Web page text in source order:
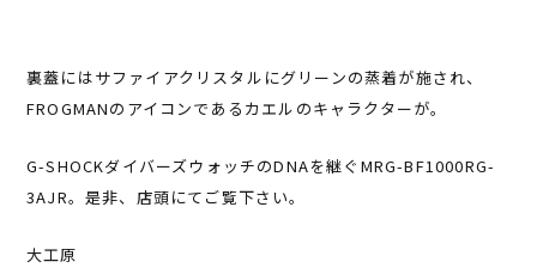
裏蓋にはサファイアクリスタルにグリーンの蒸着が施され、
FROGMANのアイコンであるカエルのキャラクターが。
G-SHOCKダイバーズウォッチのDNAを継ぐMRG-BF1000RG-
3AJR。是非、店頭にてご覧下さい。
大工原